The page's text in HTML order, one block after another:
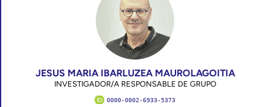
JESUS MARIA IBARLUZEA MAUROLAGOITIA
INVESTIGADOR/A RESPONSABLE DE GRUPO
0000-0002-6933-5373